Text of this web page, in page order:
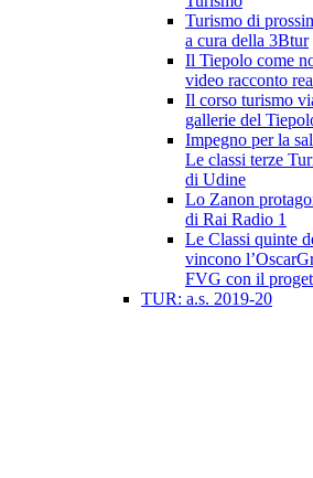
Turismo di
a cura della 3Btur
Il Tiepolo come
video racconto
Il corso turismo
gallerie del
Impegno per la
Le classi terze
di Udine
Lo Zanon
di Rai Radio 1
Le Classi quinte
vincono
FVG con il
TUR: a.s. 2019-20